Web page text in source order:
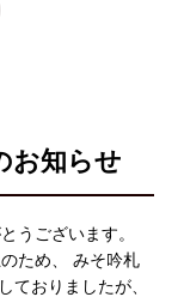
お知らせ
うございます。
ため、 みそ吟札
ておりましたが、